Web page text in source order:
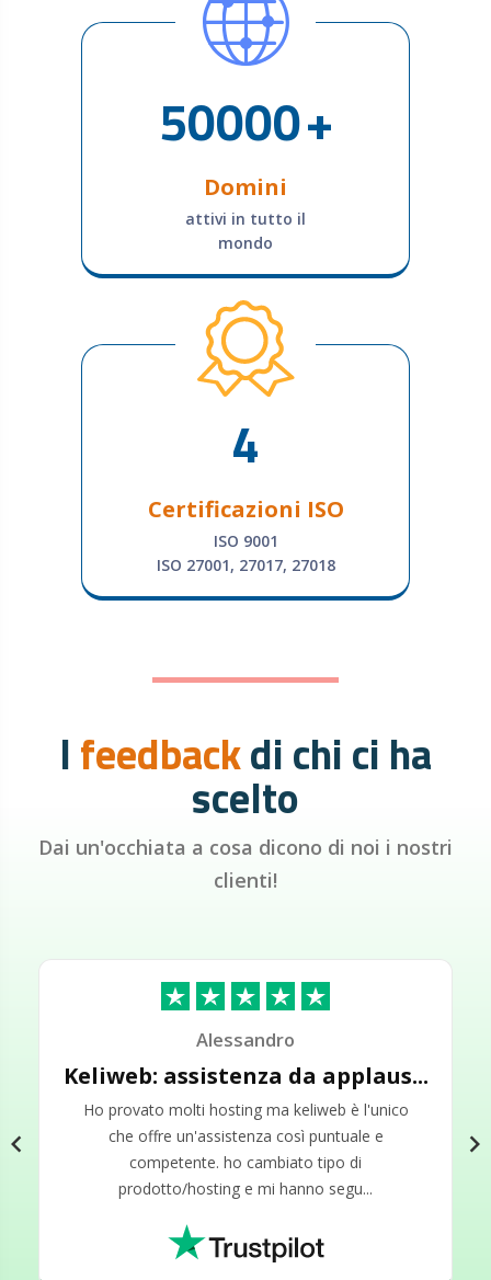
50000+
Domini
attivi in tutto il
mondo
4
Certificazioni ISO
ISO 9001
ISO 27001, 27017, 27018
Ifeedbackdi chi ci ha
scelto
Dai un'occhiata a cosa dicono di noi i nostri
clienti!
Andrea
Keliweb.it l'hosting provider ...
mi occupo di sviluppo web da diversi anni, tra i
vari provider che ho provato nel corso della mia
carriera professionale, keliweb.it è stata la
soluzi...
Alessandro
Keliweb: assistenza da applaus...
ho provato molti hosting ma keliweb è l'unico
che offre un'assistenza così puntuale e
competente. ho cambiato tipo di
prodotto/hosting e mi hanno segu...
chevron_left chevron_right